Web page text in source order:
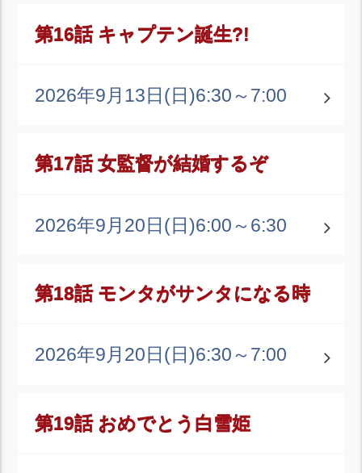
第16話 キャプテン誕生?!
2026年9月13日(日)6:30～7:00
第17話 女監督が結婚するぞ
2026年9月20日(日)6:00～6:30
第18話 モンタがサンタになる時
2026年9月20日(日)6:30～7:00
第19話 おめでとう白雪姫